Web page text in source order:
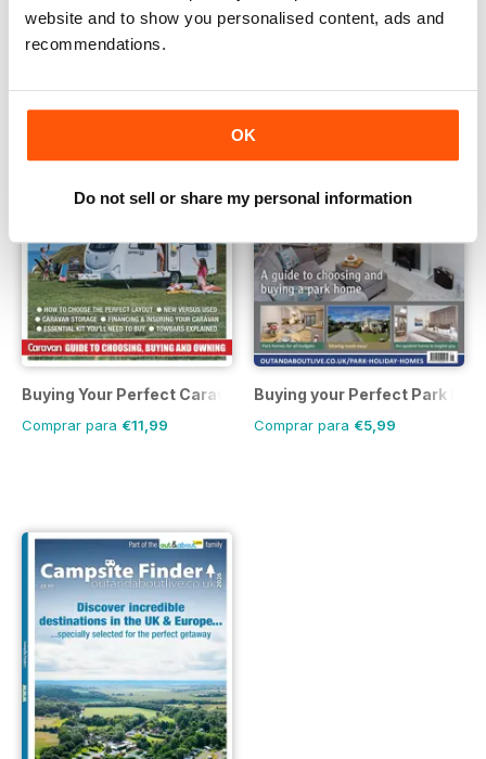
website and to show you personalised content, ads and
recommendations.
OK
Do not sell or share my personal information
Buying Your Perfect Caravan
Comprar para €11,99
Buying your Perfect Park
Comprar para €5,99